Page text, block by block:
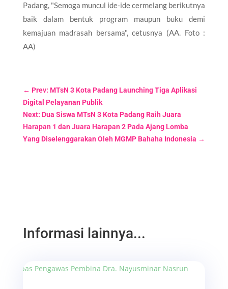
Padang, "Semoga muncul ide-ide cermelang berikutnya
baik dalam bentuk program maupun buku demi
kemajuan madrasah bersama", cetusnya (AA. Foto :
AA)
← Prev: MTsN 3 Kota Padang Launching Tiga Aplikasi
Digital Pelayanan Publik
Next: Dua Siswa MTsN 3 Kota Padang Raih Juara
Harapan 1 dan Juara Harapan 2 Pada Ajang Lomba
Yang Diselenggarakan Oleh MGMP Bahaha Indonesia →
Informasi lainnya...